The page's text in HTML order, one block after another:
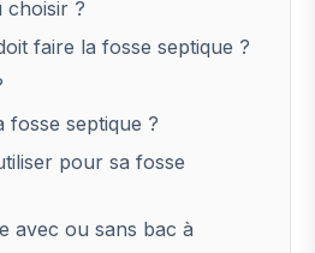
?
faire la fosse septique ?
septique ?
pour sa fosse
avec ou sans bac à